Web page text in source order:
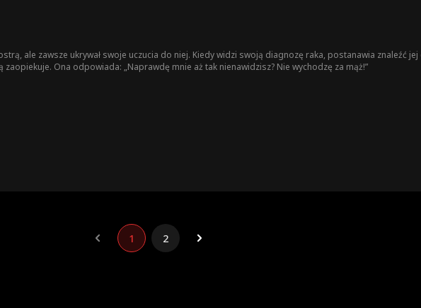
ale zawsze ukrywał swoje uczucia do niej. Kiedy widzi swoją diagnozę raka, postanawia znaleźć
zaopiekuje. Ona odpowiada: „Naprawdę mnie aż tak nienawidzisz? Nie wychodzę za mąż!”
1 2